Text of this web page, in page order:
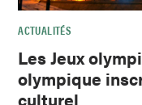
ACTUALITÉS
Les Jeux
olympique
culturel